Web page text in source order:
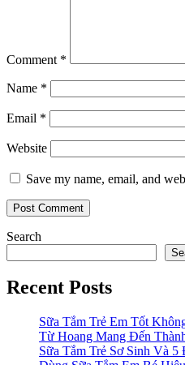
Comment *
Name *
Email *
Website
Save my name, email, and
Search
Recent Posts
Sữa Tắm Trẻ Em Tốt
Từ Hoang Mang Đến
Sữa Tắm Trẻ Sơ Sinh Và